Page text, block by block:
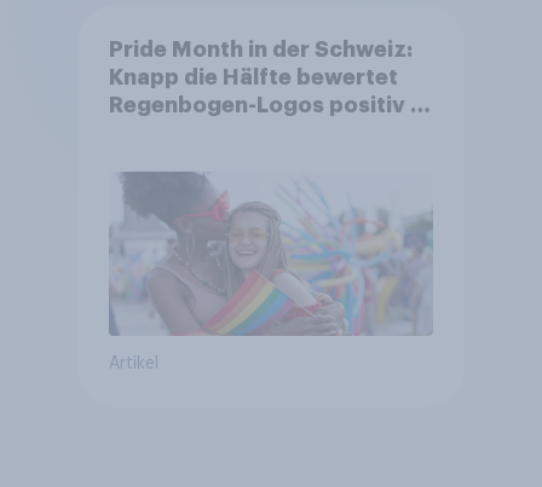
Pride Month in der Schweiz:
Knapp die Hälfte bewertet
Regenbogen-Logos positiv –
Artikel